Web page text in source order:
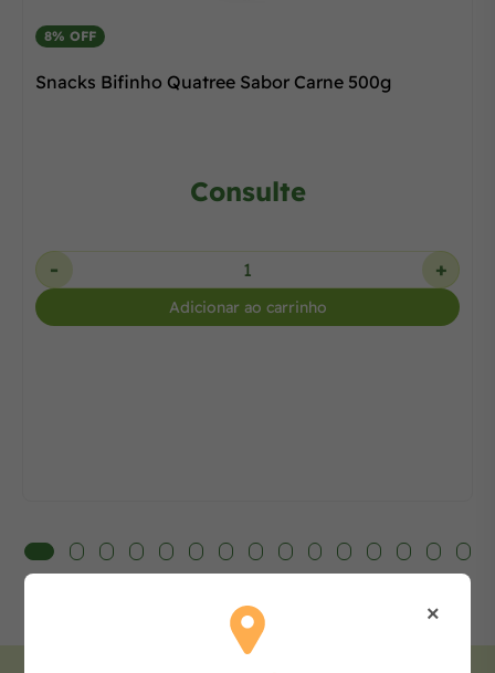
8% OFF
Snacks Bifinho Quatree Sabor Carne 500g
Consulte
- +
Adicionar ao carrinho
×